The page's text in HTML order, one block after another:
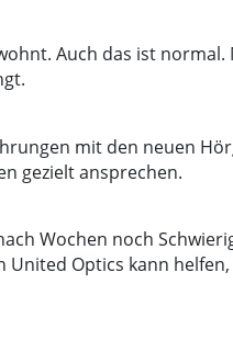
Auch das ist
mit den neuen
gezielt ansprechen.
Wochen noch
Optics kann